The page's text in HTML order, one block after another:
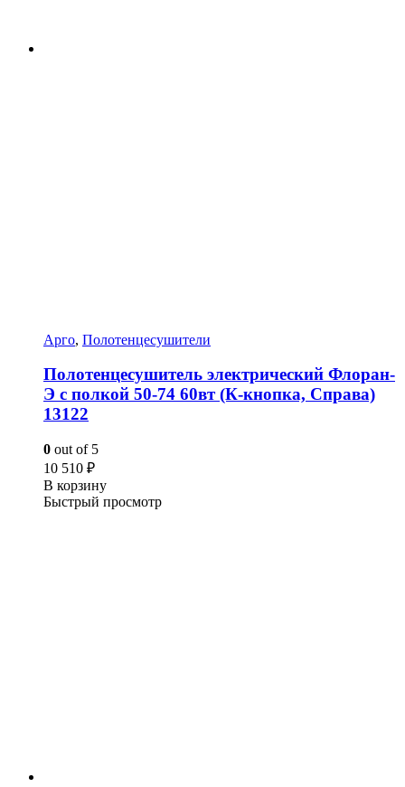
Арго, Полотенцесушители
Полотенцесушитель электрический Флоран-
Э с полкой 50-74 60вт (К-кнопка, Справа)
13122
0 out of 5
10 510 ₽
В корзину
Быстрый просмотр